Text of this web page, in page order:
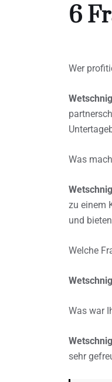
6
Wer
Wetschnig
Was
Wetschnig
zu einem
und
Welche
Wetschnig
Was war
Wetschnig
sehr